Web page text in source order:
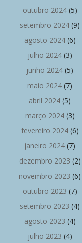
outubro 2024(5)
setembro 2024 (9)
agosto 2024(6)
julho 2024(3)
junho 2024 (5)
maio 2024 (7)
abril 2024 (5)
março 2024(3)
fevereiro 2024(6)
janeiro 2024 (7)
dezembro 2023 (2)
novembro 2023 (6)
outubro 2023 (7)
setembro 2023 (4)
agosto 2023 (4)
julho 2023 (4)